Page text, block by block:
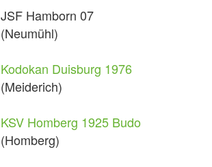
JSF Hamborn 07
(Neumühl)
Kodokan Duisburg 1976
(Meiderich)
KSV Homberg 1925 Budo
(Homberg)